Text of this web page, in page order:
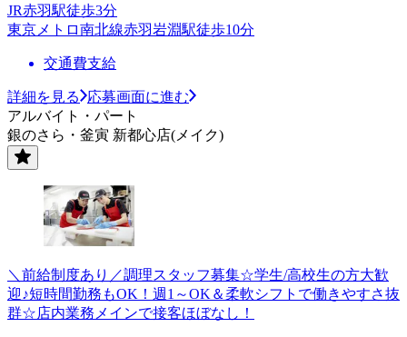
JR赤羽駅徒歩3分
東京メトロ南北線赤羽岩淵駅徒歩10分
交通費支給
詳細を見る
応募画面に進む
アルバイト・パート
銀のさら・釜寅 新都心店(メイク)
＼前給制度あり／調理スタッフ募集☆学生/高校生の方大歓
迎♪短時間勤務もOK！週1～OK＆柔軟シフトで働きやすさ抜
群☆店内業務メインで接客ほぼなし！